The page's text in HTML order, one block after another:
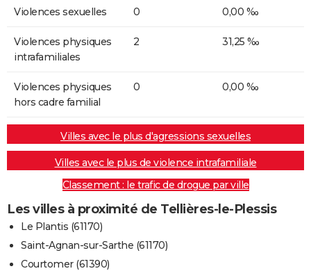
Violences sexuelles 0 0,00 ‰
Violences physiques
intrafamiliales
2 31,25 ‰
Violences physiques
hors cadre familial
0 0,00 ‰
Villes avec le plus d'agressions sexuelles
Villes avec le plus de violence intrafamiliale
Classement : le trafic de drogue par ville
Les villes à proximité de Tellières-le-Plessis
Le Plantis (61170)
Saint-Agnan-sur-Sarthe (61170)
Courtomer (61390)